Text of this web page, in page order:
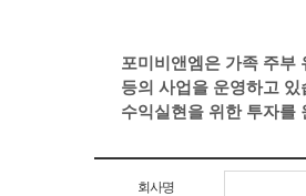
포미비앤엠은 가족 주부
등의 사업을 운영하고 있
수익실현을 위한 투자를
회사명